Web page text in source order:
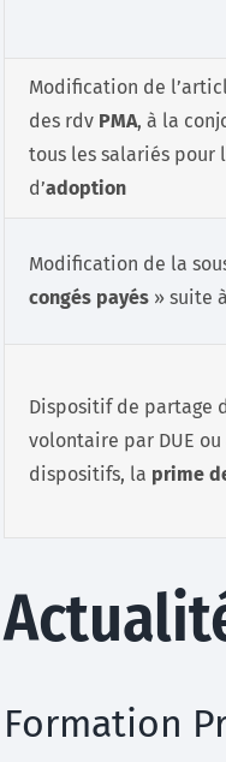
Modification de
des rdv PMA, à la
tous les salariés pour
d’adoption
Modification de la
congés payés » suite
Dispositif de partage
volontaire par DUE
dispositifs, la prime
Formation